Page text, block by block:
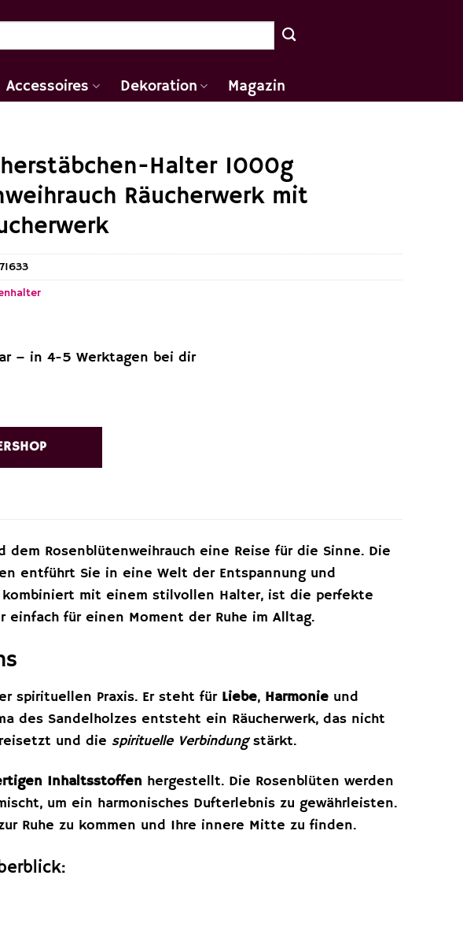
Accessoires Dekoration Magazin
Halter 1000g
Räucherwerk mit
– in 4-5 Werktagen bei dir
dem Rosenblütenweihrauch eine Reise für die Sinne. Die
entführt Sie in eine Welt der Entspannung und
kombiniert mit einem stilvollen Halter, ist die perfekte
einfach für einen Moment der Ruhe im Alltag.
spirituellen Praxis. Er steht für Liebe, Harmonie und
des Sandelholzes entsteht ein Räucherwerk, das nicht
und die spirituelle Verbindungstärkt.
Inhaltsstoffen hergestellt. Die Rosenblüten werden
um ein harmonisches Dufterlebnis zu gewährleisten.
Ruhe zu kommen und Ihre innere Mitte zu finden.